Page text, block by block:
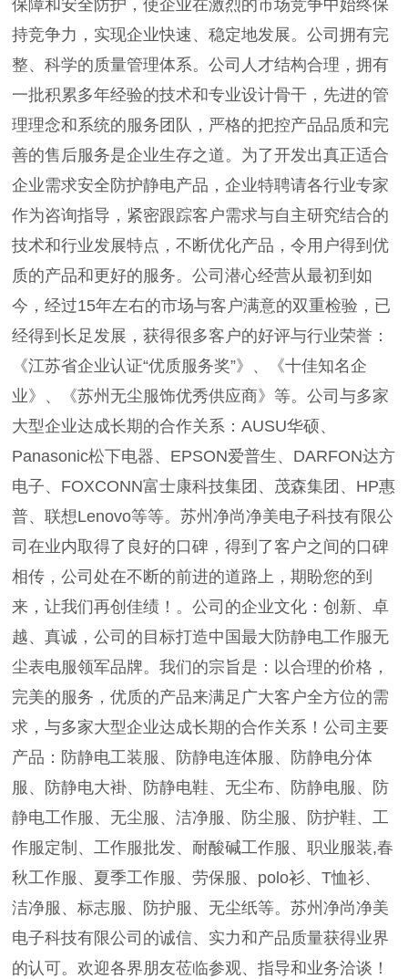
保障和安全防护，使企业在激烈的市场竞争中始终保
持竞争力，实现企业快速、稳定地发展。公司拥有完
整、科学的质量管理体系。公司人才结构合理，拥有
一批积累多年经验的技术和专业设计骨干，先进的管
理理念和系统的服务团队，严格的把控产品品质和完
善的售后服务是企业生存之道。为了开发出真正适合
企业需求安全防护静电产品，企业特聘请各行业专家
作为咨询指导，紧密跟踪客户需求与自主研究结合的
技术和行业发展特点，不断优化产品，令用户得到优
质的产品和更好的服务。公司潜心经营从最初到如
今，经过15年左右的市场与客户满意的双重检验，已
经得到长足发展，获得很多客户的好评与行业荣誉：
《江苏省企业认证“优质服务奖”》、《十佳知名企
业》、《苏州无尘服饰优秀供应商》等。公司与多家
大型企业达成长期的合作关系：AUSU华硕、
Panasonic松下电器、EPSON爱普生、DARFON达方
电子、FOXCONN富士康科技集团、茂森集团、HP惠
普、联想Lenovo等等。苏州净尚净美电子科技有限公
司在业内取得了良好的口碑，得到了客户之间的口碑
相传，公司处在不断的前进的道路上，期盼您的到
来，让我们再创佳绩！。公司的企业文化：创新、卓
越、真诚，公司的目标打造中国最大防静电工作服无
尘表电服领军品牌。我们的宗旨是：以合理的价格，
完美的服务，优质的产品来满足广大客户全方位的需
求，与多家大型企业达成长期的合作关系！公司主要
产品：防静电工装服、防静电连体服、防静电分体
服、防静电大褂、防静电鞋、无尘布、防静电服、防
静电工作服、无尘服、洁净服、防尘服、防护鞋、工
作服定制、工作服批发、耐酸碱工作服、职业服装,春
秋工作服、夏季工作服、劳保服、polo衫、T恤衫、
洁净服、标志服、防护服、无尘纸等。苏州净尚净美
电子科技有限公司的诚信、实力和产品质量获得业界
的认可。欢迎各界朋友莅临参观、指导和业务洽谈！